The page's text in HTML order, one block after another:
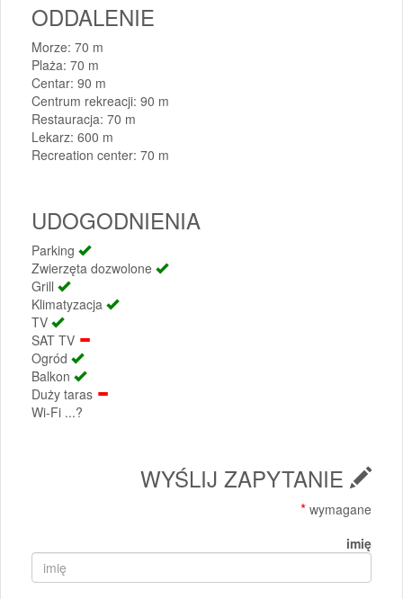
ODDALENIE
Morze: 70 m
Plaża: 70 m
Centar: 90 m
Centrum rekreacji: 90 m
Restauracja: 70 m
Lekarz: 600 m
Recreation center: 70 m
UDOGODNIENIA
Parking
Zwierzęta dozwolone
Grill
Klimatyzacja
TV
SAT TV
Ogród
Balkon
Duży taras
Wi-Fi ...?
WYŚLIJ ZAPYTANIE
* wymagane
imię